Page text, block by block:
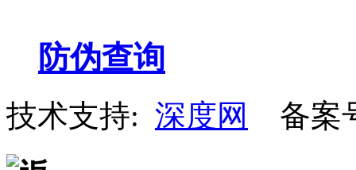
防伪查询
技术支持: 深度网 备案